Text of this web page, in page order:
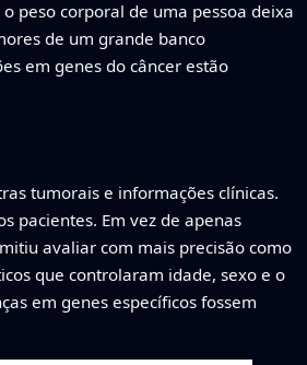
peso corporal de uma pessoa deixa
de um grande banco
em genes do câncer estão
tumorais e informações clínicas.
pacientes. Em vez de apenas
avaliar com mais precisão como
que controlaram idade, sexo e o
em genes específicos fossem